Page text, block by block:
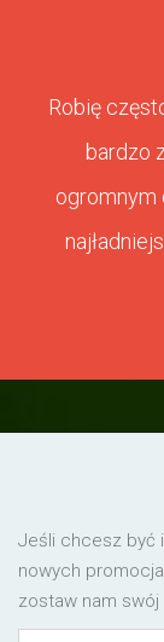
Robię
bardzo
ogromnym
Jeśli chcesz być
nowych
zostaw nam swój